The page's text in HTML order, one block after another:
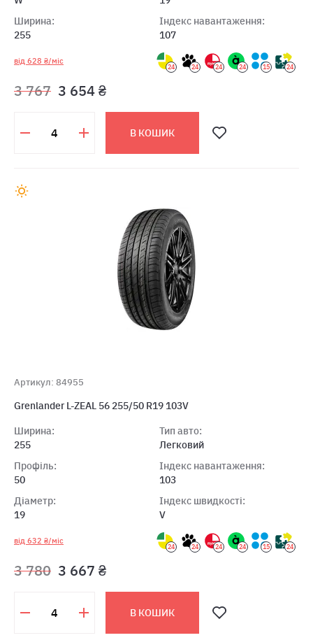
Ширина:
255
Індекс навантаження:
107
від 628 ₴/міс
24 24 24 24 15 24
3 767 3 654 ₴
В КОШИК
Артикул: 84955
Grenlander L-ZEAL 56 255/50 R19 103V
Ширина:
255
Профіль:
50
Діаметр:
19
Тип авто:
Легковий
Індекс навантаження:
103
Індекс швидкості:
V
від 632 ₴/міс
24 24 24 24 15 24
3 780 3 667 ₴
В КОШИК